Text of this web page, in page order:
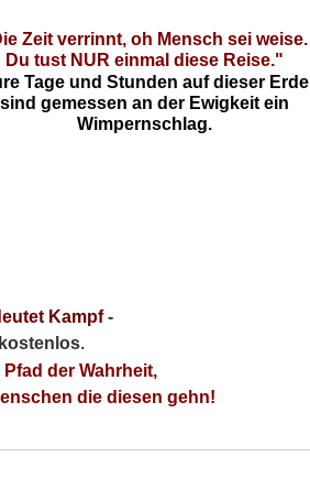
Zeit verrinnt, oh Mensch sei weise.
Du tust NUR einmal diese Reise."
Tage und Stunden auf dieser Erde
sind gemessen an der Ewigkeit ein
Wimpernschlag.
Kampf-
.
der Wahrheit,
die diesen gehn!